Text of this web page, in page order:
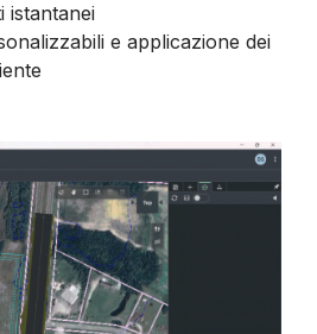
istantanei
e applicazione dei